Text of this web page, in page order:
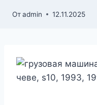
Отadmin 12.11.2025